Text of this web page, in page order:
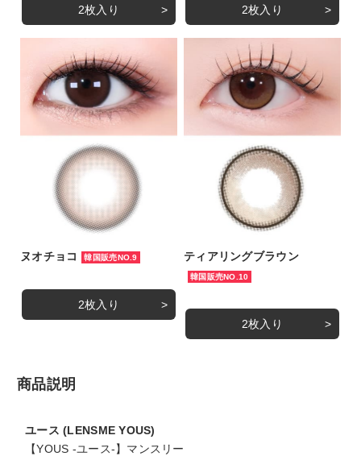
2枚入り 2枚入り
ヌオチョコ 韓国販売NO.9
2枚入り
ティアリングブラウン
韓国販売NO.10
2枚入り
商品説明
ユース (LENSME YOUS)
【YOUS -ユース-】マンスリー